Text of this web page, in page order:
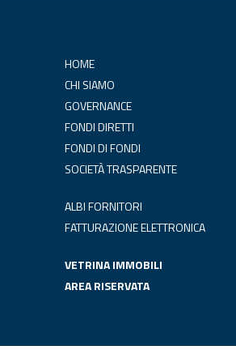
HOME
CHI SIAMO
GOVERNANCE
FONDI DIRETTI
FONDI DI FONDI
SOCIETÀ TRASPARENTE
ALBI FORNITORI
FATTURAZIONE ELETTRONICA
VETRINA IMMOBILI
AREA RISERVATA